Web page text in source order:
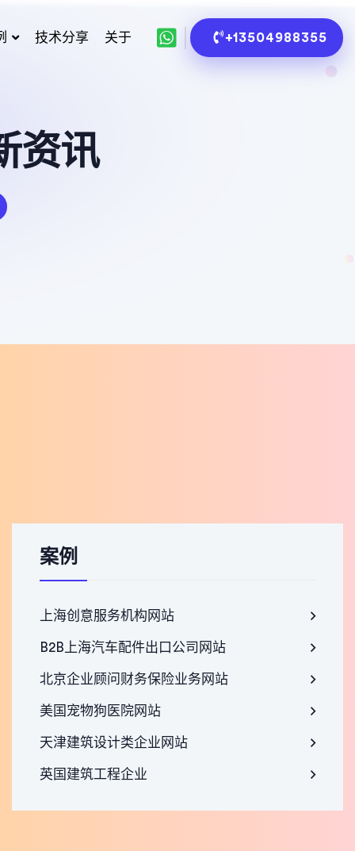
技术分享 关于 +13504988355
资讯
案例
上海创意服务机构网站
B2B上海汽车配件出口公司网站
北京企业顾问财务保险业务网站
美国宠物狗医院网站
天津建筑设计类企业网站
英国建筑工程企业